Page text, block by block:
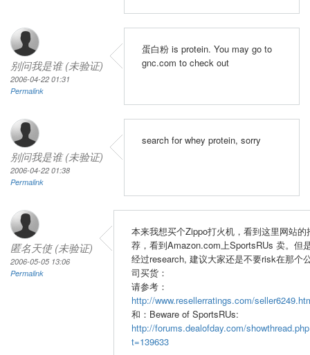
别问我是谁 (未验证)
2006-04-22 01:31
Permalink
蛋白粉 is protein. You may go to
gnc.com to check out
别问我是谁 (未验证)
2006-04-22 01:38
Permalink
search for whey protein, sorry
匿名天使 (未验证)
2006-05-05 13:06
Permalink
本来我想买个Zippo打火机，看到这里网站的
荐，看到Amazon.com上SportsRUs 卖。但
经过research, 建议大家还是不要risk在那个
司买货：
请参考：
http://www.resellerratings.com/
和：Beware of SportsRUs:
http://forums.dealofday.com/
t=139633